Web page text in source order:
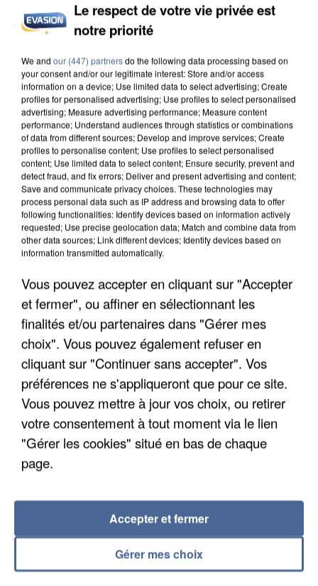
INCENDIES : L’ÎLE-DE-FRANCE LANCE UN ÉLAN
DE SOLIDARITÉ AVEC LES...
APRÈS TOUTES CES CANICULES, LES REFUGES
DE FAUNE SAUVAGE SONT...
L’UN DES FONDATEURS SUPPOSÉS DE LA DZ
Le respect de votre vie privée est
notre priorité
We and our (447) partnersdo the following data processing based on
your consent and/or our legitimate interest: Store and/or access
information on a device; Use limited data to select advertising; Create
profiles for personalised advertising; Use profiles to select personalised
advertising; Measure advertising performance; Measure content
performance; Understand audiences through statistics or combinations
of data from different sources; Develop and improve services; Create
profiles to personalise content; Use profiles to select personalised
content; Use limited data to select content; Ensure security, prevent and
detect fraud, and fix errors; Deliver and present advertising and content;
Save and communicate privacy choices. These technologies may
process personal data such as IP address and browsing data to offer
following functionalities: Identify devices based on information actively
requested; Use precise geolocation data; Match and combine data from
other data sources; Link different devices; Identify devices based on
information transmitted automatically.
Vous pouvez accepter en cliquant sur "Accepter
et fermer", ou affiner en sélectionnant les
finalités et/ou partenaires dans "Gérer mes
choix". Vous pouvez également refuser en
cliquant sur "Continuer sans accepter". Vos
préférences ne s'appliqueront que pour ce site.
Vous pouvez mettre à jour vos choix, ou retirer
votre consentement à tout moment via le lien
"Gérer les cookies" situé en bas de chaque
page.
Gérer mes choix
Accepter et fermer